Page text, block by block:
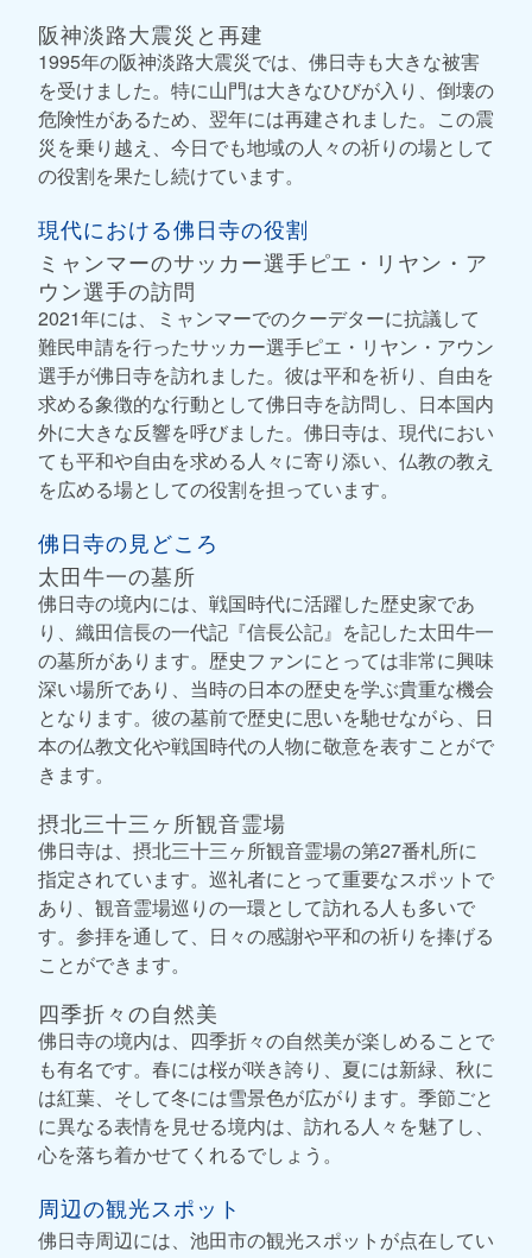
阪神淡路大震災と再建
1995年の阪神淡路大震災では、佛日寺も大きな被害
を受けました。特に山門は大きなひびが入り、倒壊の
危険性があるため、翌年には再建されました。この震
災を乗り越え、今日でも地域の人々の祈りの場として
の役割を果たし続けています。
現代における佛日寺の役割
ミャンマーのサッカー選手ピエ・リヤン・ア
ウン選手の訪問
2021年には、ミャンマーでのクーデターに抗議して
難民申請を行ったサッカー選手ピエ・リヤン・アウン
選手が佛日寺を訪れました。彼は平和を祈り、自由を
求める象徴的な行動として佛日寺を訪問し、日本国内
外に大きな反響を呼びました。佛日寺は、現代におい
ても平和や自由を求める人々に寄り添い、仏教の教え
を広める場としての役割を担っています。
佛日寺の見どころ
太田牛一の墓所
佛日寺の境内には、戦国時代に活躍した歴史家であ
り、織田信長の一代記『信長公記』を記した太田牛一
の墓所があります。歴史ファンにとっては非常に興味
深い場所であり、当時の日本の歴史を学ぶ貴重な機会
となります。彼の墓前で歴史に思いを馳せながら、日
本の仏教文化や戦国時代の人物に敬意を表すことがで
きます。
摂北三十三ヶ所観音霊場
佛日寺は、摂北三十三ヶ所観音霊場の第27番札所に
指定されています。巡礼者にとって重要なスポットで
あり、観音霊場巡りの一環として訪れる人も多いで
す。参拝を通して、日々の感謝や平和の祈りを捧げる
ことができます。
四季折々の自然美
佛日寺の境内は、四季折々の自然美が楽しめることで
も有名です。春には桜が咲き誇り、夏には新緑、秋に
は紅葉、そして冬には雪景色が広がります。季節ごと
に異なる表情を見せる境内は、訪れる人々を魅了し、
心を落ち着かせてくれるでしょう。
周辺の観光スポット
佛日寺周辺には、池田市の観光スポットが点在してい